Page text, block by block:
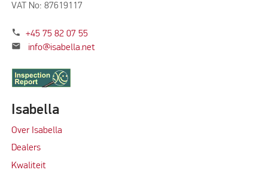
VAT No: 87619117
phone +45 75 82 07 55
mail info@isabella.net
Isabella
Over Isabella
Dealers
Kwaliteit